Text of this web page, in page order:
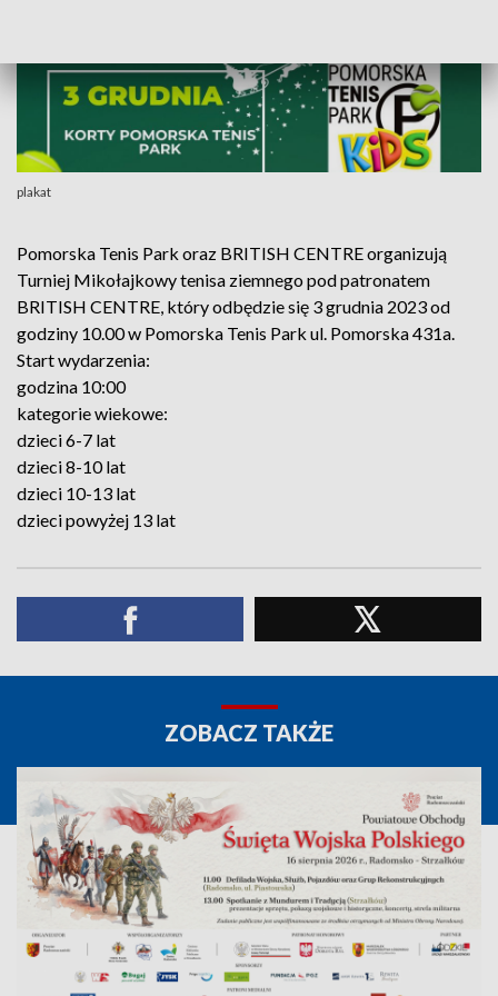
plakat
Pomorska Tenis Park oraz BRITISH CENTRE organizują
Turniej Mikołajkowy tenisa ziemnego pod patronatem
BRITISH CENTRE, który odbędzie się 3 grudnia 2023 od
godziny 10.00 w Pomorska Tenis Park ul. Pomorska 431a.
Start wydarzenia:
godzina 10:00
kategorie wiekowe:
dzieci 6-7 lat
dzieci 8-10 lat
dzieci 10-13 lat
dzieci powyżej 13 lat
ZOBACZ TAKŻE